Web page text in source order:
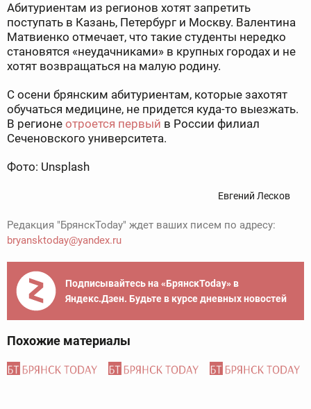
Абитуриентам из регионов хотят запретить
поступать в Казань, Петербург и Москву. Валентина
Матвиенко отмечает, что такие студенты нередко
становятся «неудачниками» в крупных городах и не
хотят возвращаться на малую родину.
С осени брянским абитуриентам, которые захотят
обучаться медицине, не придется куда-то выезжать.
В регионе отроется первый в России филиал
Сеченовского университета.
Фото: Unsplash
Евгений Лесков
Редакция "БрянскToday" ждет ваших писем по адресу:
bryansktoday@yandex.ru
Подписывайтесь на «БрянскToday» в
Яндекс.Дзен. Будьте в курсе дневных новостей
Похожие материалы